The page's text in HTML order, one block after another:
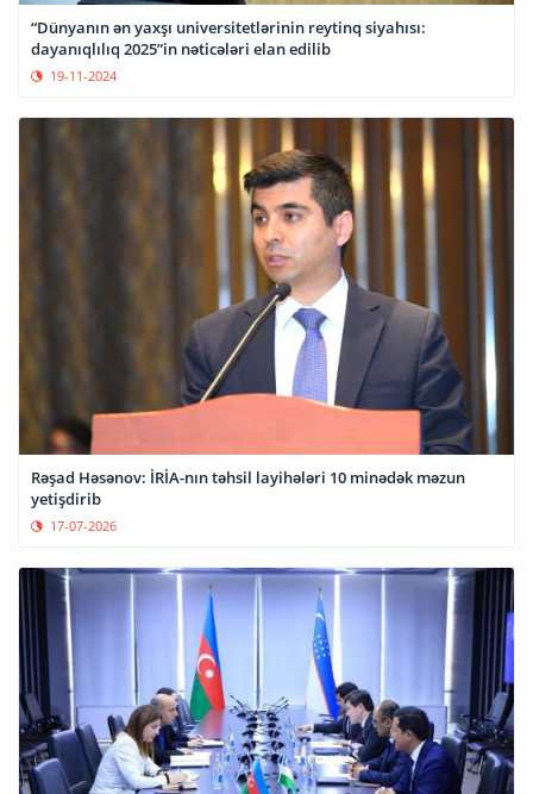
“Dünyanın ən yaxşı universitetlərinin reytinq siyahısı:
dayanıqlılıq 2025”in nəticələri elan edilib
19-11-2024
Rəşad Həsənov: İRİA-nın təhsil layihələri 10 minədək məzun
yetişdirib
17-07-2026